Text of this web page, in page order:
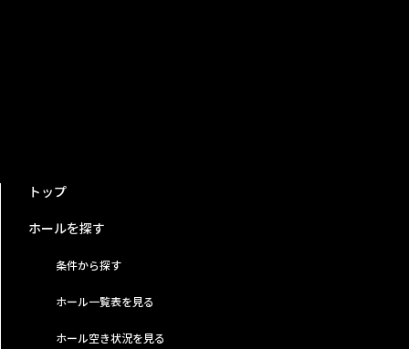
トップ
ホールを探す
条件から探す
ホール一覧表を見る
ホール空き状況を見る